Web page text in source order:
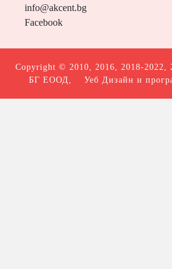
info@akcent.bg
Facebook
Copyright © 2010, 2016, 2018-
БГ ЕООД , Уеб Дизайн и